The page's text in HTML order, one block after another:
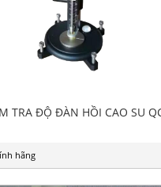
TRA ĐỘ ĐÀN HỒI CAO SU
hãng